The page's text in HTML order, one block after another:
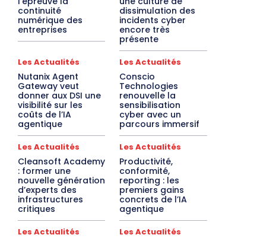
continuité
numérique des
entreprises
dissimulation des
incidents cyber
encore très
présente
Les Actualités
Nutanix Agent
Gateway veut
donner aux DSI une
visibilité sur les
coûts de l’IA
agentique
Les Actualités
Conscio
Technologies
renouvelle la
sensibilisation
cyber avec un
parcours immersif
Les Actualités
Cleansoft Academy
: former une
nouvelle génération
d’experts des
infrastructures
critiques
Les Actualités
Productivité,
conformité,
reporting : les
premiers gains
concrets de l’IA
agentique
Les Actualités Les Actualités